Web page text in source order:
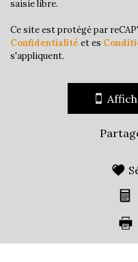
saisie libre.
Ce site est protégé par
Confidentialité et es
s'appliquent.